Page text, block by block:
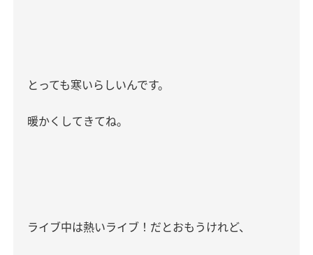
とっても寒いらしいんです。
暖かくしてきてね。
ライブ中は熱いライブ！だとおもうけれど、